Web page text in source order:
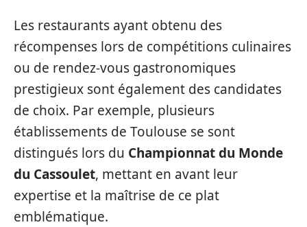
Les restaurants ayant obtenu des
récompenses lors de compétitions culinaires
ou de rendez-vous gastronomiques
prestigieux sont également des candidates
de choix. Par exemple, plusieurs
établissements de Toulouse se sont
distingués lors du Championnat du Monde
du Cassoulet, mettant en avant leur
expertise et la maîtrise de ce plat
emblématique.